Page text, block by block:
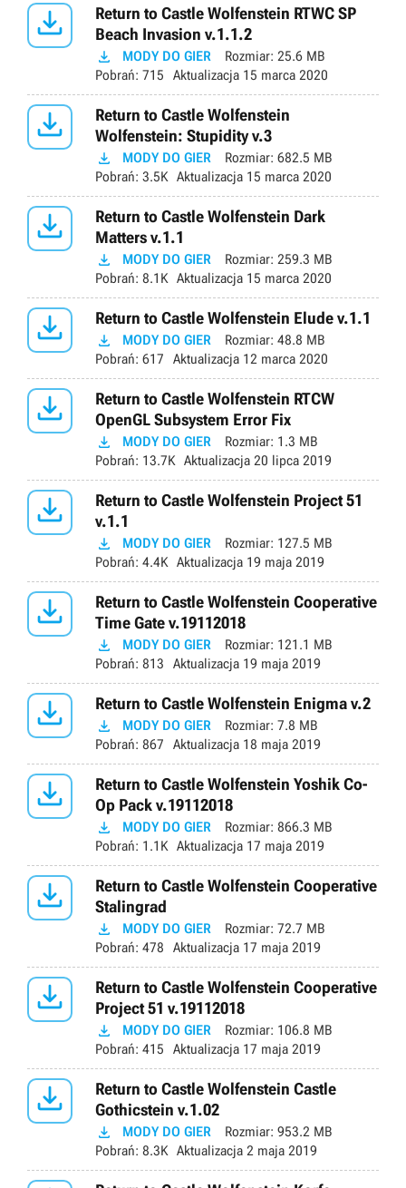

Return to Castle Wolfenstein RTWC SP
Beach Invasion v.1.1.2
 MODY DO GIER Rozmiar: 25.6 MB
Pobrań: 715 Aktualizacja 15 marca 2020

Return to Castle Wolfenstein
Wolfenstein: Stupidity v.3
 MODY DO GIER Rozmiar: 682.5 MB
Pobrań: 3.5K Aktualizacja 15 marca 2020

Return to Castle Wolfenstein Dark
Matters v.1.1
 MODY DO GIER Rozmiar: 259.3 MB
Pobrań: 8.1K Aktualizacja 15 marca 2020
 Return to Castle Wolfenstein Elude v.1.1
 MODY DO GIER Rozmiar: 48.8 MB
Pobrań: 617 Aktualizacja 12 marca 2020

Return to Castle Wolfenstein RTCW
OpenGL Subsystem Error Fix
 MODY DO GIER Rozmiar: 1.3 MB
Pobrań: 13.7K Aktualizacja 20 lipca 2019

Return to Castle Wolfenstein Project 51
v.1.1
 MODY DO GIER Rozmiar: 127.5 MB
Pobrań: 4.4K Aktualizacja 19 maja 2019

Return to Castle Wolfenstein Cooperative
Time Gate v.19112018
 MODY DO GIER Rozmiar: 121.1 MB
Pobrań: 813 Aktualizacja 19 maja 2019
 Return to Castle Wolfenstein Enigma v.2
 MODY DO GIER Rozmiar: 7.8 MB
Pobrań: 867 Aktualizacja 18 maja 2019

Return to Castle Wolfenstein Yoshik Co-
Op Pack v.19112018
 MODY DO GIER Rozmiar: 866.3 MB
Pobrań: 1.1K Aktualizacja 17 maja 2019

Return to Castle Wolfenstein Cooperative
Stalingrad
 MODY DO GIER Rozmiar: 72.7 MB
Pobrań: 478 Aktualizacja 17 maja 2019

Return to Castle Wolfenstein Cooperative
Project 51 v.19112018
 MODY DO GIER Rozmiar: 106.8 MB
Pobrań: 415 Aktualizacja 17 maja 2019

Return to Castle Wolfenstein Castle
Gothicstein v.1.02
 MODY DO GIER Rozmiar: 953.2 MB
Pobrań: 8.3K Aktualizacja 2 maja 2019